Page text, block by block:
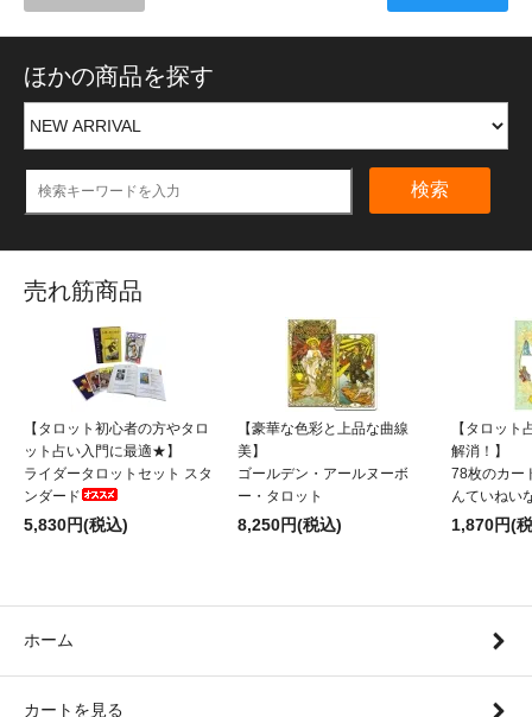
ほかの商品を探す
検索
売れ筋商品
【タロット初心者の方やタロ
ット占い入門に最適★】
ライダータロットセット スタ
ンダード
5,830円(税込)
【豪華な色彩と上品な曲線
美】
ゴールデン・アールヌーボ
ー・タロット
8,250円(税込)
【タロット
解消！】
78枚のカー
んていねい
1,870円(
ホーム
カートを見る